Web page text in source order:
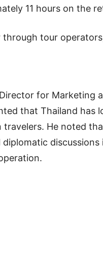
11 hours on the
through tour
Director for Marketing
that Thailand has
He noted